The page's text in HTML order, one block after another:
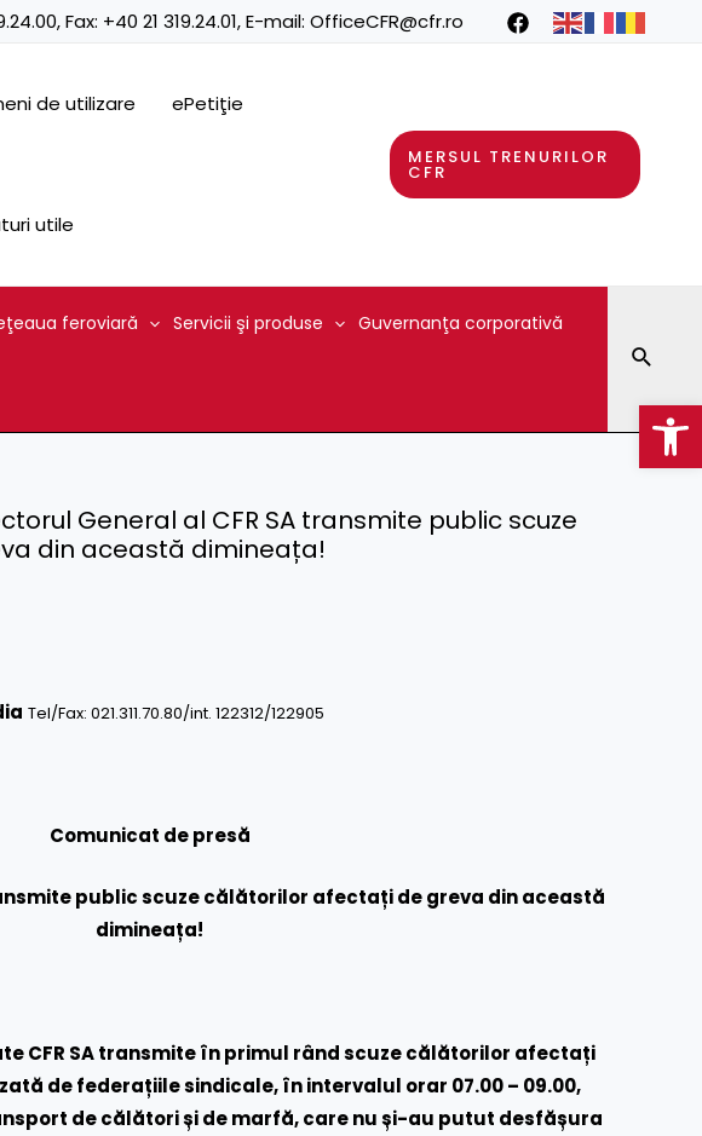
, Fax: +40 21 319.24.01, E-mail: OfficeCFR@cfr.ro
de utilizare ePetiţie
utile
MERSUL TRENURILOR
CFR
feroviară Servicii şi produse Guvernanţa corporativă
General al CFR SA transmite public scuze
din această dimineața!
Tel/Fax: 021.311.70.80/int. 122312/122905
Comunicat de presă
public scuze călătorilor afectați de greva din această
dimineața!
CFR SA transmite în primul rând scuze călătorilor afectați
de federațiile sindicale, în intervalul orar 07.00 – 09.00,
de călători și de marfă, care nu și-au putut desfășura